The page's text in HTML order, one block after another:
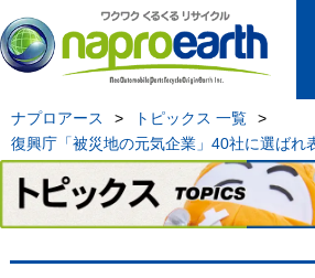
ナプロアース > トピックス 一覧
>
復興庁「被災地の元気企業」40社に選ばれ